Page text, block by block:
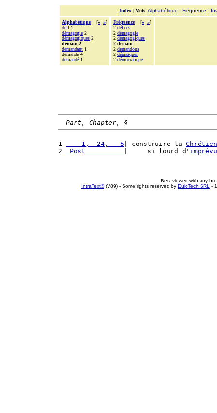
Index | Mots: Alphabétique - Fréquence -
Alphabétique [« »]
dell 1
démagogie 2
démagogiques 2
demain 2
demandant 1
demande 4
demandé 1
Fréquence [« »]
2 délices
2 démagogie
2 démagogiques
2 demain
2 demandons
2 démasquer
2 démocratique
Part, Chapter, §
1
    1,  24,   5
| construire la
2
Post |     si lourd d'
Best viewed with any
IntraText®(V89) - Some rights reserved by EuloTech SRL -